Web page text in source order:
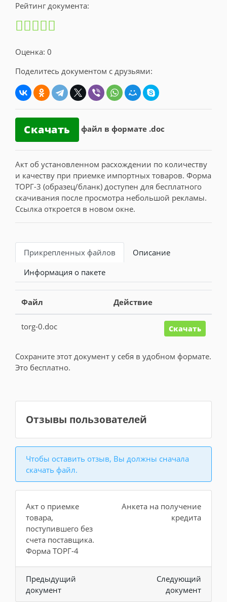
Рейтинг документа:
Оценка: 0
Поделитесь документом с друзьями:
Скачать файл в формате .doc
Акт об установленном расхождении по количеству
и качеству при приемке импортных товаров. Форма
ТОРГ-3 (образец/бланк) доступен для бесплатного
скачивания после просмотра небольшой рекламы.
Ссылка откроется в новом окне.
Прикрепленных файлов
Описание
Информация о пакете
Файл Действие
torg-0.doc Скачать
Сохраните этот документ у себя в удобном формате.
Это бесплатно.
Отзывы пользователей
Чтобы оставить отзыв, Вы должны сначала
скачать файл.
Акт о приемке
товара,
поступившего без
счета поставщика.
Форма ТОРГ-4
Анкета на получение
кредита
Предыдущий
документ
Следующий
документ